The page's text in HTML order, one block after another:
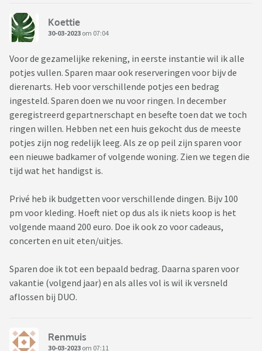
Koettie
30-03-2023 om 07:04
Voor de gezamelijke rekening, in eerste instantie wil ik alle
potjes vullen. Sparen maar ook reserveringen voor bijv de
dierenarts. Heb voor verschillende potjes een bedrag
ingesteld. Sparen doen we nu voor ringen. In december
geregistreerd gepartnerschapt en besefte toen dat we toch
ringen willen. Hebben net een huis gekocht dus de meeste
potjes zijn nog redelijk leeg. Als ze op peil zijn sparen voor
een nieuwe badkamer of volgende woning. Zien we tegen die
tijd wat het handigst is.
Privé heb ik budgetten voor verschillende dingen. Bijv 100
pm voor kleding. Hoeft niet op dus als ik niets koop is het
volgende maand 200 euro. Doe ik ook zo voor cadeaus,
concerten en uit eten/uitjes.
Sparen doe ik tot een bepaald bedrag. Daarna sparen voor
vakantie (volgend jaar) en als alles vol is wil ik versneld
aflossen bij DUO.
Renmuis
30-03-2023 om 07:11